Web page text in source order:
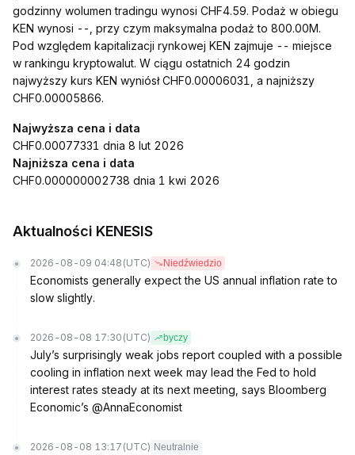
godzinny wolumen tradingu wynosi CHF4.59. Podaż w obiegu
KEN wynosi --, przy czym maksymalna podaż to 800.00M.
Pod względem kapitalizacji rynkowej KEN zajmuje -- miejsce
w rankingu kryptowalut. W ciągu ostatnich 24 godzin
najwyższy kurs KEN wyniósł CHF0.00006031, a najniższy
CHF0.00005866.
Najwyższa cena i data
CHF0.00077331 dnia 8 lut 2026
Najniższa cena i data
CHF0.000000002738 dnia 1 kwi 2026
Aktualności KENESIS
2026-08-09 04:48 (UTC) Niedźwiedzio
Economists generally expect the US annual inflation rate to
slow slightly.
2026-08-08 17:30 (UTC) byczy
July’s surprisingly weak jobs report coupled with a possible
cooling in inflation next week may lead the Fed to hold
interest rates steady at its next meeting, says Bloomberg
Economic’s @AnnaEconomist
2026-08-08 13:17 (UTC) Neutralnie